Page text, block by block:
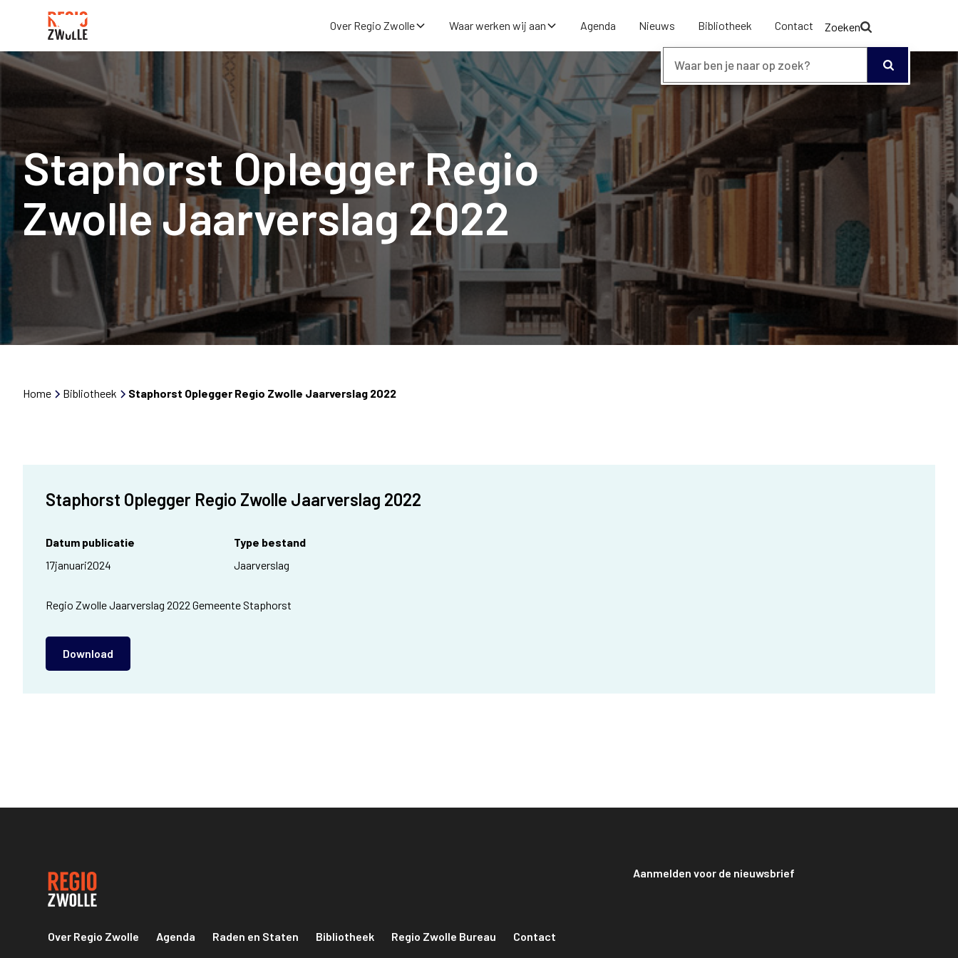
Over Regio Zwolle Waar werken wij aan Agenda Nieuws Bibliotheek Contact Zoeken
Staphorst Oplegger Regio
Zwolle Jaarverslag 2022
Home Bibliotheek Staphorst Oplegger Regio Zwolle Jaarverslag 2022
Staphorst Oplegger Regio Zwolle Jaarverslag 2022
Datum publicatie
17januari2024
Type bestand
Jaarverslag
Regio Zwolle Jaarverslag 2022 Gemeente Staphorst
Download
Over Regio Zwolle Agenda Raden en Staten Bibliotheek Regio Zwolle Bureau Contact
Aanmelden voor de nieuwsbrief